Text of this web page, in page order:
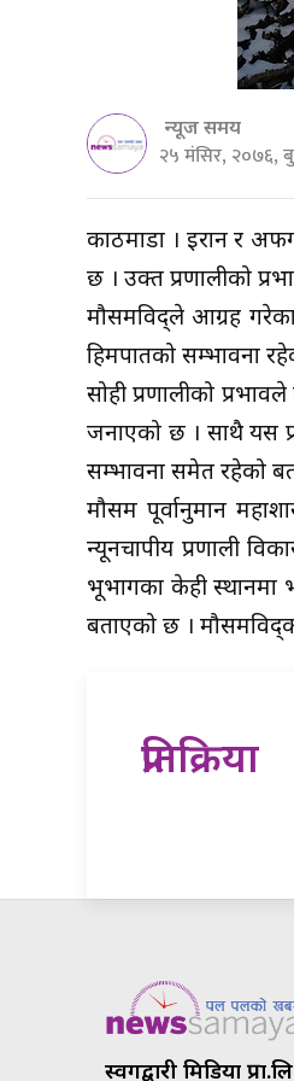
न्यूज समय
२५ मंसिर, २०७६,
काठमाडौं । इरान र
छ । उक्त प्रणालीको
मौसमविद्ले आग्रह
हिमपातको सम्भावना
सोही प्रणालीको
जनाएको छ । साथै यस
सम्भावना समेत रहेको
मौसम पूर्वानुमान
न्यूनचापीय प्रणाली
भूभागका केही स्थानमा
बताएको छ ।
प्रतिक्रिया
स्वर्गद्वारी मिडिया प्रा.लि